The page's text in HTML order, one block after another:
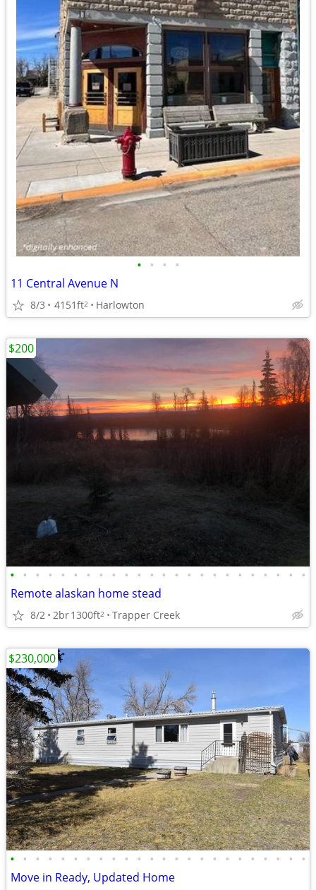
• • • •
11 Central Avenue N
8/3 4151ft2 Harlowton
• • • • • • • • • • • • • • • • • • • • • • • •
Remote alaskan home stead
8/2 2br1300ft2 Trapper Creek
$200
• • • • • • • • • • • • • • • • • • • • • • • •
Move in Ready, Updated Home
$230,000